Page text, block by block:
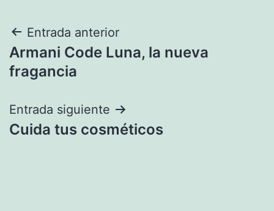
Navegación
de
Entrada anterior
Armani Code Luna, la nueva
fragancia
Entrada siguiente
Cuida tus cosméticos